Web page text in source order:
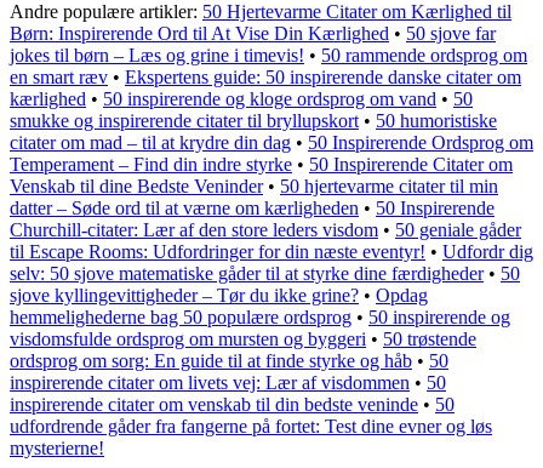
Andre populære artikler: 50 Hjertevarme Citater om Kærlighed til
Børn: Inspirerende Ord til At Vise Din Kærlighed • 50 sjove far
jokes til børn – Læs og grine i timevis! • 50 rammende ordsprog om
en smart ræv • Ekspertens guide: 50 inspirerende danske citater om
kærlighed • 50 inspirerende og kloge ordsprog om vand • 50
smukke og inspirerende citater til bryllupskort • 50 humoristiske
citater om mad – til at krydre din dag • 50 Inspirerende Ordsprog om
Temperament – Find din indre styrke • 50 Inspirerende Citater om
Venskab til dine Bedste Veninder• 50 hjertevarme citater til min
datter – Søde ord til at værne om kærligheden • 50 Inspirerende
Churchill-citater: Lær af den store leders visdom • 50 geniale gåder
til Escape Rooms: Udfordringer for din næste eventyr! • Udfordr dig
selv: 50 sjove matematiske gåder til at styrke dine færdigheder• 50
sjove kyllingevittigheder – Tør du ikke grine? • Opdag
hemmelighederne bag 50 populære ordsprog • 50 inspirerende og
visdomsfulde ordsprog om mursten og byggeri • 50 trøstende
ordsprog om sorg: En guide til at finde styrke og håb • 50
inspirerende citater om livets vej: Lær af visdommen • 50
inspirerende citater om venskab til din bedste veninde • 50
udfordrende gåder fra fangerne på fortet: Test dine evner og løs
mysterierne!